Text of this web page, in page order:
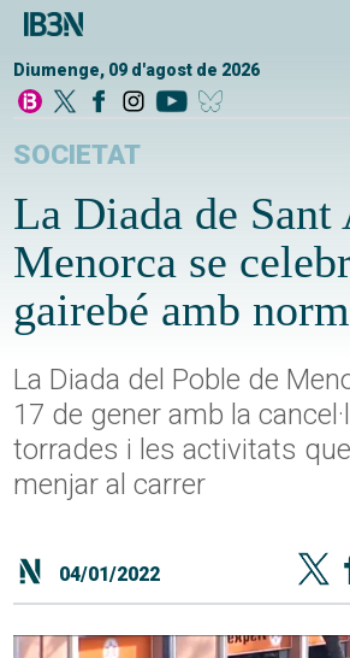
Diumenge, 09 d'agost de 2026
SOCIETAT
La Diada de Sant
Menorca se
gairebé amb
La Diada del Poble de
17 de gener amb la
torrades i les activitats
menjar al carrer
04/01/2022